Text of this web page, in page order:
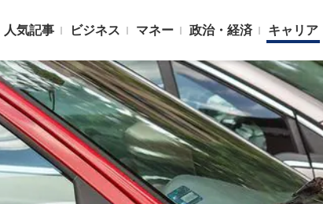
人気記事 ビジネス マネー 政治・経済 キャリア